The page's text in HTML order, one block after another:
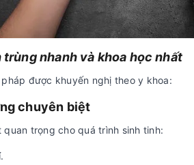
nhanh và khoa học nhất
được khuyến nghị theo y khoa:
chuyên biệt
trọng cho quá trình sinh tinh: